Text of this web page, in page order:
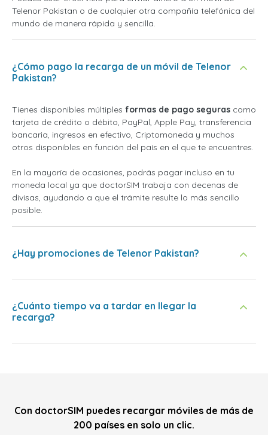
Telenor Pakistan o de cualquier otra compañía telefónica del
mundo de manera rápida y sencilla.
¿Cómo pago la recarga de un móvil de Telenor
Pakistan?
Tienes disponibles múltiples formas de pago seguras como
tarjeta de crédito o débito, PayPal, Apple Pay, transferencia
bancaria, ingresos en efectivo, Criptomoneda y muchos
otros disponibles en función del país en el que te encuentres.
En la mayoría de ocasiones, podrás pagar incluso en tu
moneda local ya que doctorSIM trabaja con decenas de
divisas, ayudando a que el trámite resulte lo más sencillo
posible.
¿Hay promociones de Telenor Pakistan?
¿Cuánto tiempo va a tardar en llegar la
recarga?
Con doctorSIM puedes recargar móviles de más de
200 países en solo un clic.